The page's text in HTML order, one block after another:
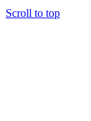
Scroll to top